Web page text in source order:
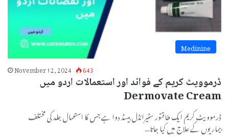
Medinine
November 12, 2024 643
ڈرموویٹ کریم کے فوائد اور استعمالات اردو میں
Dermovate Cream
ڈرموویٹ کریم ایک طاقتور سٹیرائڈل بیسڈ دوا ہے جس کا استعمال جلد کی مختلف
بیماریوں کے علاج میں کیا جاتا…